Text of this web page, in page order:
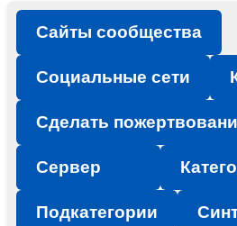
Сайты сообщества
Социальные сети
Сделать
Сервер
Подкатегории